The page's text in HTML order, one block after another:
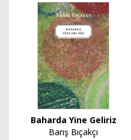
Baharda Yine Geliriz
Barış Bıçakçı